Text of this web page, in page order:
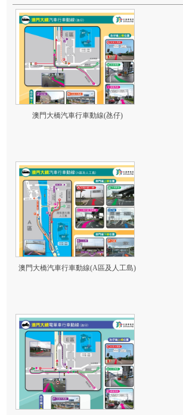
澳門大橋汽車行車動線(氹仔)
澳門大橋汽車行車動線(A區及人工島)